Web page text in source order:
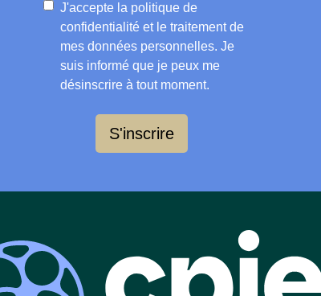
J'accepte la politique de
confidentialité et le traitement de
mes données personnelles. Je
suis informé que je peux me
désinscrire à tout moment.
S'inscrire